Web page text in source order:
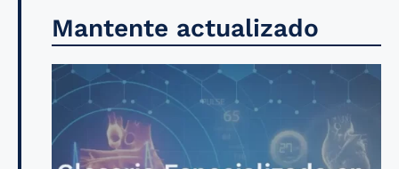
Mantente actualizado